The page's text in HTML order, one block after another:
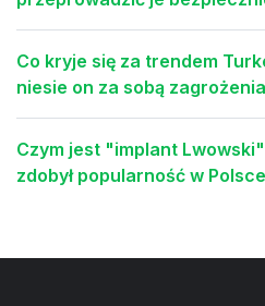
Co kryje się za trendem
niesie on za sobą
Czym jest "implant
zdobył popularność w